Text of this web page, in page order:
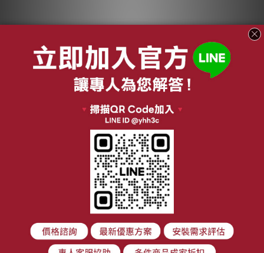
綠綠好日 洗衣機內清
潔組
NT$1,399
綠綠好日 洗衣膠囊-室
內晾曬款 30顆裝
NT$1,980